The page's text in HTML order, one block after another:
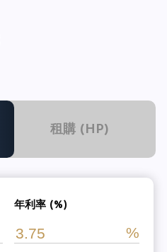
租購 (HP)
年利率 (%)